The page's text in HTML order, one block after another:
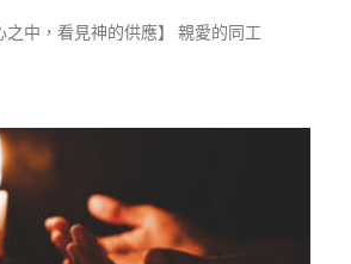
之中，看見神的供應】 親愛的同工